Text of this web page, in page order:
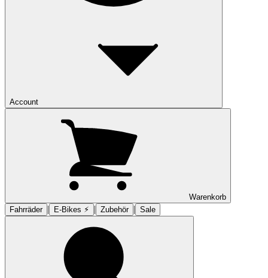
Account
Warenkorb
Fahrräder | E-Bikes ⚡︎ | Zubehör | Sale